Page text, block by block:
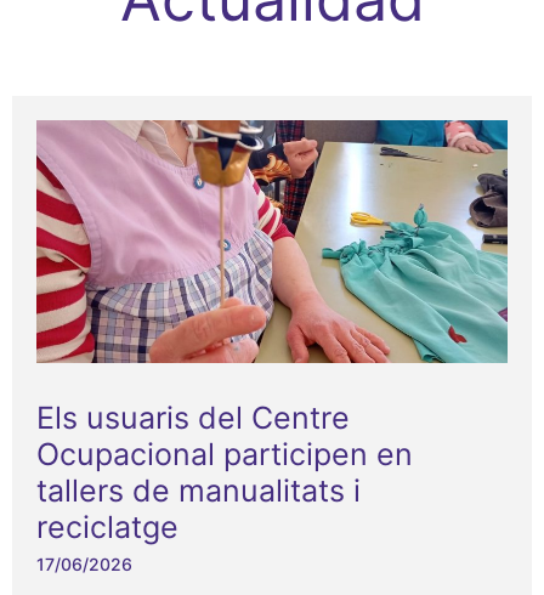
Els usuaris del Centre
Ocupacional participen en
tallers de manualitats i
reciclatge
17/06/2026